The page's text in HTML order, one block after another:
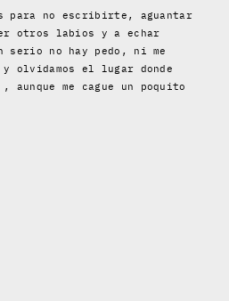
para no escribirte, aguantar
otros labios y a echar
serio no hay pedo, ni me
y olvidamos el lugar donde
me cague un poquito